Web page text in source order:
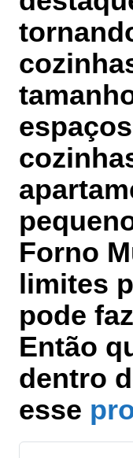
Forno
limites
pode
Então
dentro
esse